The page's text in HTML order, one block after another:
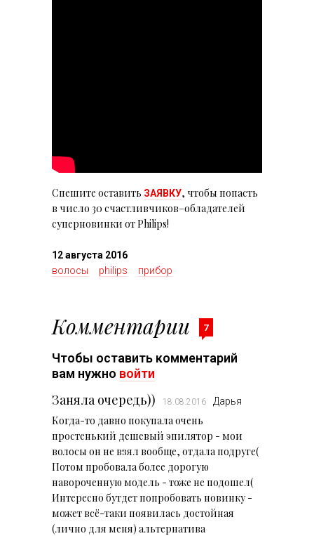
Спешите оставить ЗАЯВКУ, чтобы попасть
в число 30 счастливчиков–обладателей
суперновинки от Philips!
12 августа 2016
волосы
philips прибор
Комментарии 7
Чтобы оставить комментарий
вам нужно войти
Заняла очередь)) 18.08.2016 Дарья
Когда-то давно покупала очень
простенький дешевый эпилятор - мои
волосы он не взял вообще, отдала подруге(
Потом пробовала более дорогую
навороченную модель - тоже не подошел(
Интересно бутдет попробовать новинку -
может всё-таки появилась достойная
(лично для меня) альтернатива